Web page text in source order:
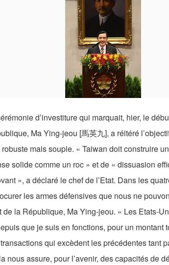
d’investiture qui marquait, hier, le
Ma Ying-jeou [馬英九], a réitéré
mais souple. « Taiwan doit construire
solide comme un roc » et de « dissuasion
», a déclaré le chef de l’Etat. Dans les
les armes défensives que nous ne
la République, Ma Ying-jeou. « Les Etats-
que je suis en fonctions, pour un montant
qui excèdent les précédentes tant
nous assure, pour l’avenir, des capacités de